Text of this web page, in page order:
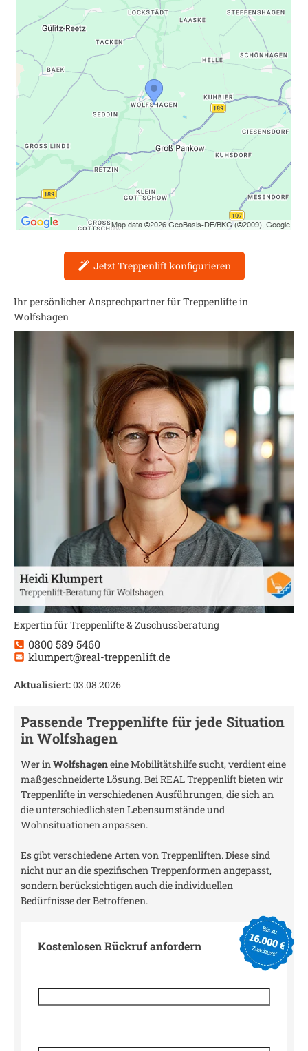
Jetzt Treppenlift konfigurieren
Ihr persönlicher Ansprechpartner für Treppenlifte in
Wolfshagen
Expertin für Treppenlifte & Zuschussberatung
0800 589 5460
klumpert@real-treppenlift.de
Aktualisiert:03.08.2026
Passende Treppenlifte für jede Situation
inWolfshagen
Wer inWolfshageneine Mobilitätshilfe sucht, verdient eine
maßgeschneiderte Lösung. Bei REAL Treppenlift bieten wir
Treppenlifte in verschiedenen Ausführungen, die sich an
die unterschiedlichsten Lebensumstände und
Wohnsituationen anpassen.
Es gibt verschiedene Arten von Treppenliften. Diese sind
nicht nur an die spezifischen Treppenformen angepasst,
sondern berücksichtigen auch die individuellen
Bedürfnisse der Betroffenen.
Kostenlosen Rückruf anfordern